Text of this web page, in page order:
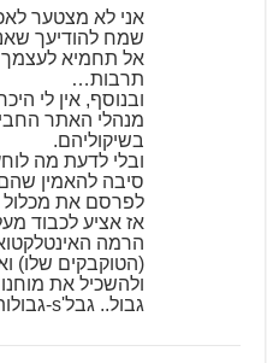
אני לא מצטער
שמח להודיעך
אל תחמיא לעצמך
תרבות…
ובנוסף, אין לי
מנהלי האתר
בשיקוליהם.
ובלי לדעת מה
סיבה להאמין
לפרסם את מכלול
אז אציע לכבוד
הרמה
(הטוקבקים שלו)
ולהשכיל את
גבול.. גבל's-גבולות ברבים.